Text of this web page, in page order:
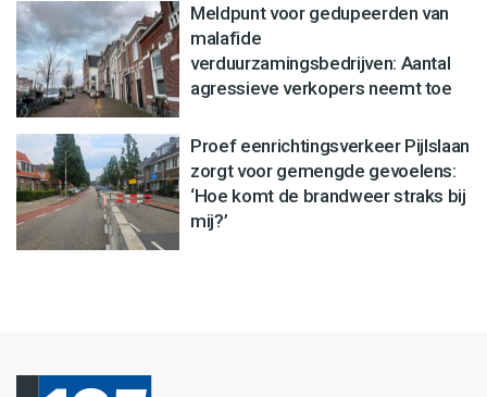
Meldpunt voor gedupeerden van
malafide
verduurzamingsbedrijven: Aantal
agressieve verkopers neemt toe
Proef eenrichtingsverkeer Pijlslaan
zorgt voor gemengde gevoelens:
‘Hoe komt de brandweer straks bij
mij?’